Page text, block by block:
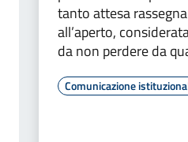
tanto attesa
all’aperto,
da non perdere da
Comunicazione